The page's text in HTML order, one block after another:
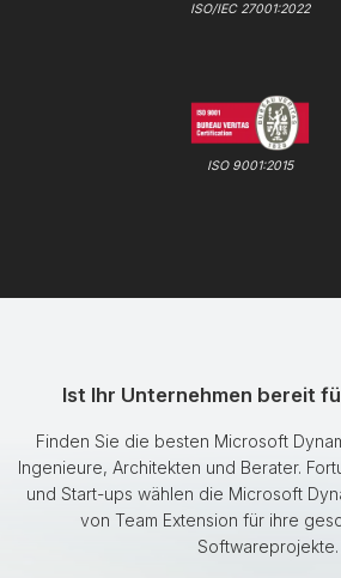
ISO/IEC 27001:2022
ISO 9001:2015
Ist Ihr Unternehmen bereit
Finden Sie die besten Microsoft
Ingenieure, Architekten und Berater.
und Start-ups wählen die Microsoft
von Team Extension für ihre
Softwareprojekte.